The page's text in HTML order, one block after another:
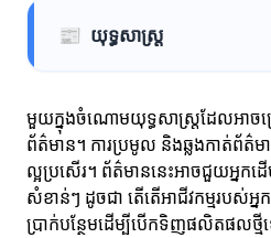
📰 យុទ្ធសាស្ត្រ
មួយក្នុងចំណោមយុទ្ធសាស្ត្រដែលអាចប្
ព័ត៌មាន។ ការប្រមូល និងឆ្លងកាត់ព័ត៌ម
ល្អប្រសើរ។ ព័ត៌មាននេះអាចជួយអ្ន
សំខាន់ៗ ដូចជា តើតើអាជីវកម្មរបស់អ្នកត្
ប្រាក់បន្ថែមដើម្បីបើកទិញផលិតផលថ្មី